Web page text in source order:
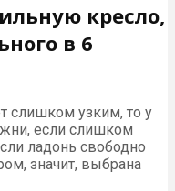
кресло,
в 6
слишком узким, то у
если слишком
ладонь свободно
значит, выбрана